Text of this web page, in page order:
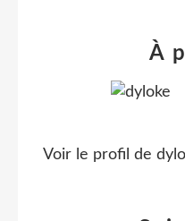
À
Voir le profil de